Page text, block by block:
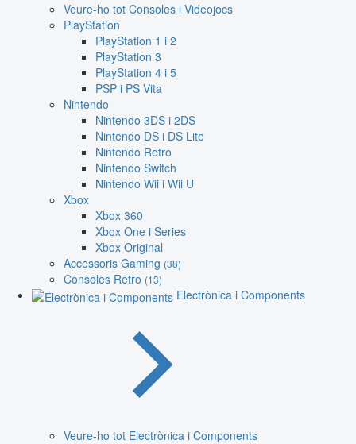
Veure-ho tot Consoles i Videojocs
PlayStation
PlayStation 1 i 2
PlayStation 3
PlayStation 4 i 5
PSP i PS Vita
Nintendo
Nintendo 3DS i 2DS
Nintendo DS i DS Lite
Nintendo Retro
Nintendo Switch
Nintendo Wii i Wii U
Xbox
Xbox 360
Xbox One i Series
Xbox Original
Accessoris Gaming (38)
Consoles Retro (13)
Electrònica i Components
Veure-ho tot Electrònica i Components